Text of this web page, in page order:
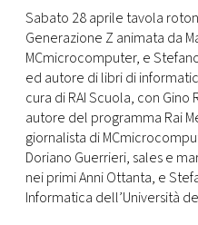
Sabato 28 aprile tavola
Generazione Z animata da
MCmicrocomputer, e
ed autore di libri di
cura di RAI Scuola, con
autore del programma Rai
giornalista di
Doriano Guerrieri, sales e
nei primi Anni Ottanta, e
Informatica dell’Università